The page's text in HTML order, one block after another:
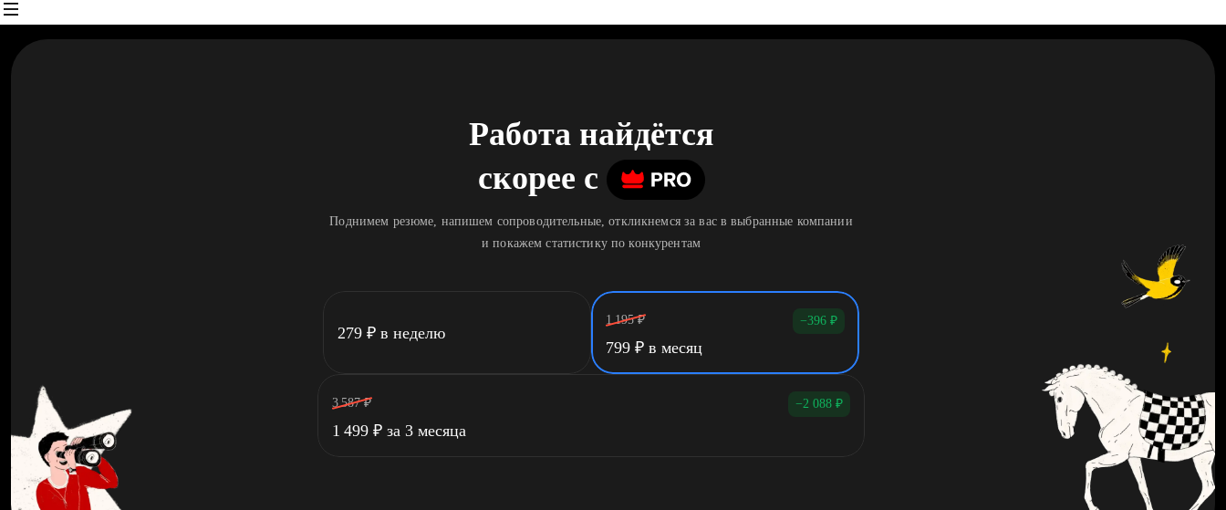
Работа найдётся
скорее c
Поднимем резюме, напишем сопроводительные, откликнемся за вас в выбранные компании
и покажем статистику по конкурентам
279 ₽ в неделю
1 195 ₽ −396 ₽
799 ₽ в месяц
3 587 ₽ −2 088 ₽
1 499 ₽ за 3 месяца